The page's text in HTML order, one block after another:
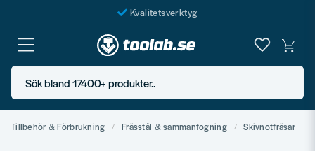
Kvalitetsverktyg
Fraktfritt över 999 SEK*
En järnhandel för alla
Butik i Göteborg
Sök bland 17400+ produkter..
Tillbehör & Förbrukning Frässtål & sammanfogning Skivnotfräsar